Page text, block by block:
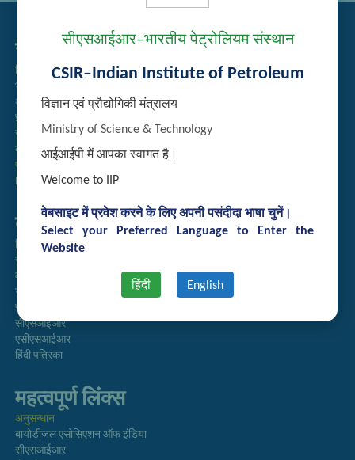
सीएसआईआर–भारतीय पेट्रोलियम संस्थान
CSIR–Indian Institute of Petroleum
विज्ञान एवं प्रौद्योगिकी मंत्रालय
Ministry of Science & Technology
आईआईपी में आपका स्वागत है।
Welcome to IIP
वेबसाइट में प्रवेश करने के लिए अपनी पसंदीदा भाषा चुनें।
Select your Preferred Language to Enter the
Website
हिंदी English
सम्बद्ध लिंक्स
निविदा प्रबंधन
भर्ती
अतिथि गृह आरक्षण
इंट्रानेट
संग्रह
कर्मचारी खोज
प्रौद्योगिकी ब्रोशर
Handling of Complaints of Sexual Harassment
तुरत लिंक्स
निदेशिका
समाचारपत्र
वार्षिक प्रतिवेदन
राजभाषा अनुभाग
सूचना का अधिकार
सीएसआईआर
एसीएसआईआर
हिंदी पत्रिका
महत्वपूर्ण लिंक्स
अनुसन्धान
बायोडीजल एसोसिएशन ऑफ इंडिया
सीएसआईआर